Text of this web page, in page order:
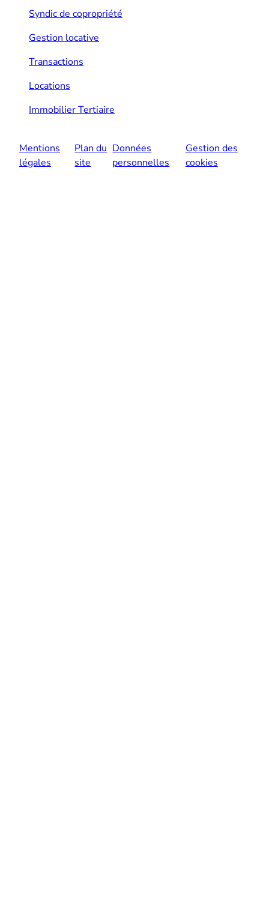
Syndic de copropriété
Gestion locative
Transactions
Locations
Immobilier Tertiaire
Mentions
légales
Plan du
site
Données
personnelles
Gestion des
cookies